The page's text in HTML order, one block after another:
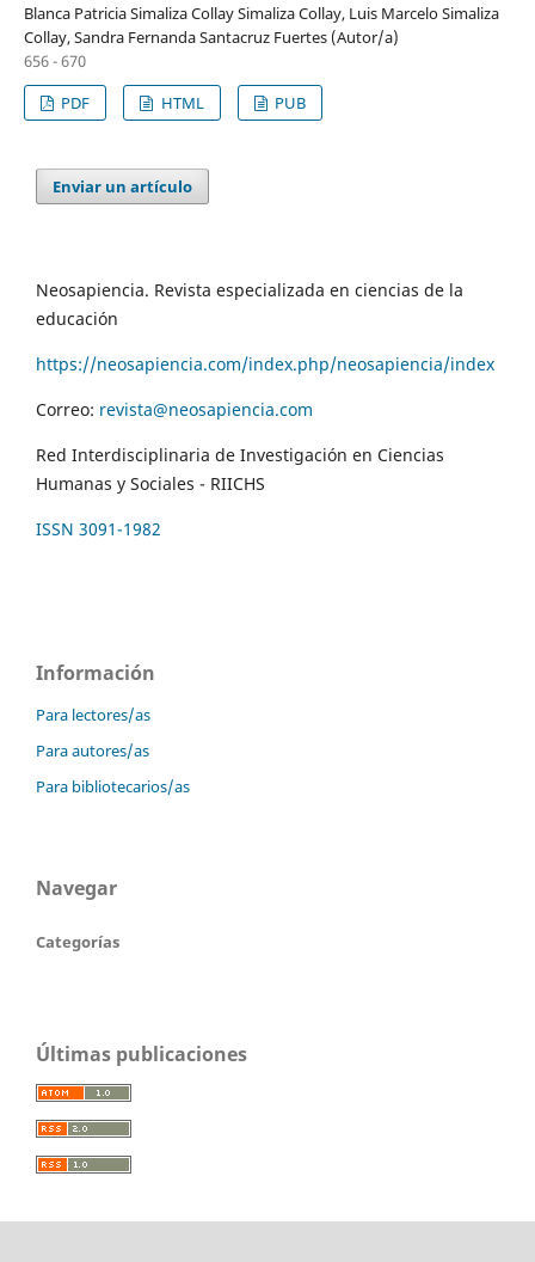
Blanca Patricia Simaliza Collay Simaliza Collay, Luis Marcelo Simaliza
Collay, Sandra Fernanda Santacruz Fuertes (Autor/a)
656 - 670
PDF
HTML PUB
Enviar un artículo
Neosapiencia. Revista especializada en ciencias de la
educación
https://neosapiencia.com/index.php/neosapiencia/index
Correo: revista@neosapiencia.com
Red Interdisciplinaria de Investigación en Ciencias
Humanas y Sociales - RIICHS
ISSN 3091-1982
Información
Para lectores/as
Para autores/as
Para bibliotecarios/as
Navegar
Categorías
Últimas publicaciones